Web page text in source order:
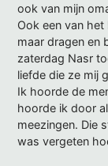
ook van mijn
Ook een van
maar dragen en
zaterdag Nasr
liefde die ze mij
Ik hoorde de
hoorde ik door
meezingen. Die
was vergeten